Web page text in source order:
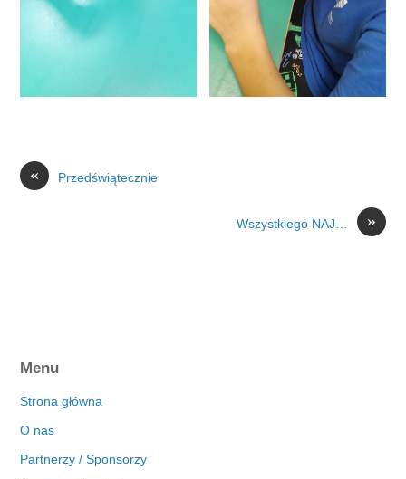
« Przedświątecznie
»
Wszystkiego NAJ…
Menu
Strona główna
O nas
Partnerzy / Sponsorzy